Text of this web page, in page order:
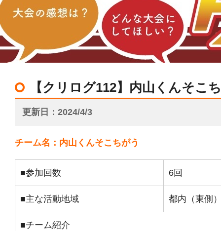
【クリログ112】内山くんそこ
更新日 2024/4/3
チーム名：内山くんそこちがう
■参加回数 6回
■主な活動地域 都内（東側
■チーム紹介